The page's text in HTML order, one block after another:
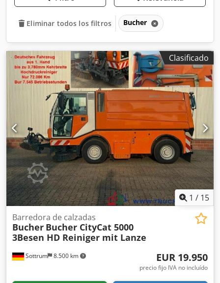
Eliminar todos los filtros Bucher
Clasificado
1 / 15
Sottrum 8.500 km
Barredora de calzadas
Bucher Bucher CityCat 5000
3Besen HD Reiniger mit Lanze
EUR 19.950
precio fijo IVA no incluído